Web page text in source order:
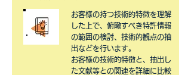
お客様の持つ技術的特徴を理解
した上で、俯瞰すべき特許情報
の範囲の検討、技術的観点の抽
出などを行います。
お客様の技術的特徴と、抽出し
た文献等との関連を詳細に比較